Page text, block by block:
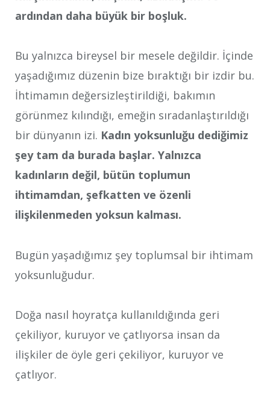
ardından daha büyük bir boşluk.
Bu yalnızca bireysel bir mesele değildir. İçinde
yaşadığımız düzenin bize bıraktığı bir izdir bu.
İhtimamın değersizleştirildiği, bakımın
görünmez kılındığı, emeğin sıradanlaştırıldığı
bir dünyanın izi. Kadın yoksunluğu dediğimiz
şey tam da burada başlar. Yalnızca
kadınların değil, bütün toplumun
ihtimamdan, şefkatten ve özenli
ilişkilenmeden yoksun kalması.
Bugün yaşadığımız şey toplumsal bir ihtimam
yoksunluğudur.
Doğa nasıl hoyratça kullanıldığında geri
çekiliyor, kuruyor ve çatlıyorsa insan da
ilişkiler de öyle geri çekiliyor, kuruyor ve
çatlıyor.